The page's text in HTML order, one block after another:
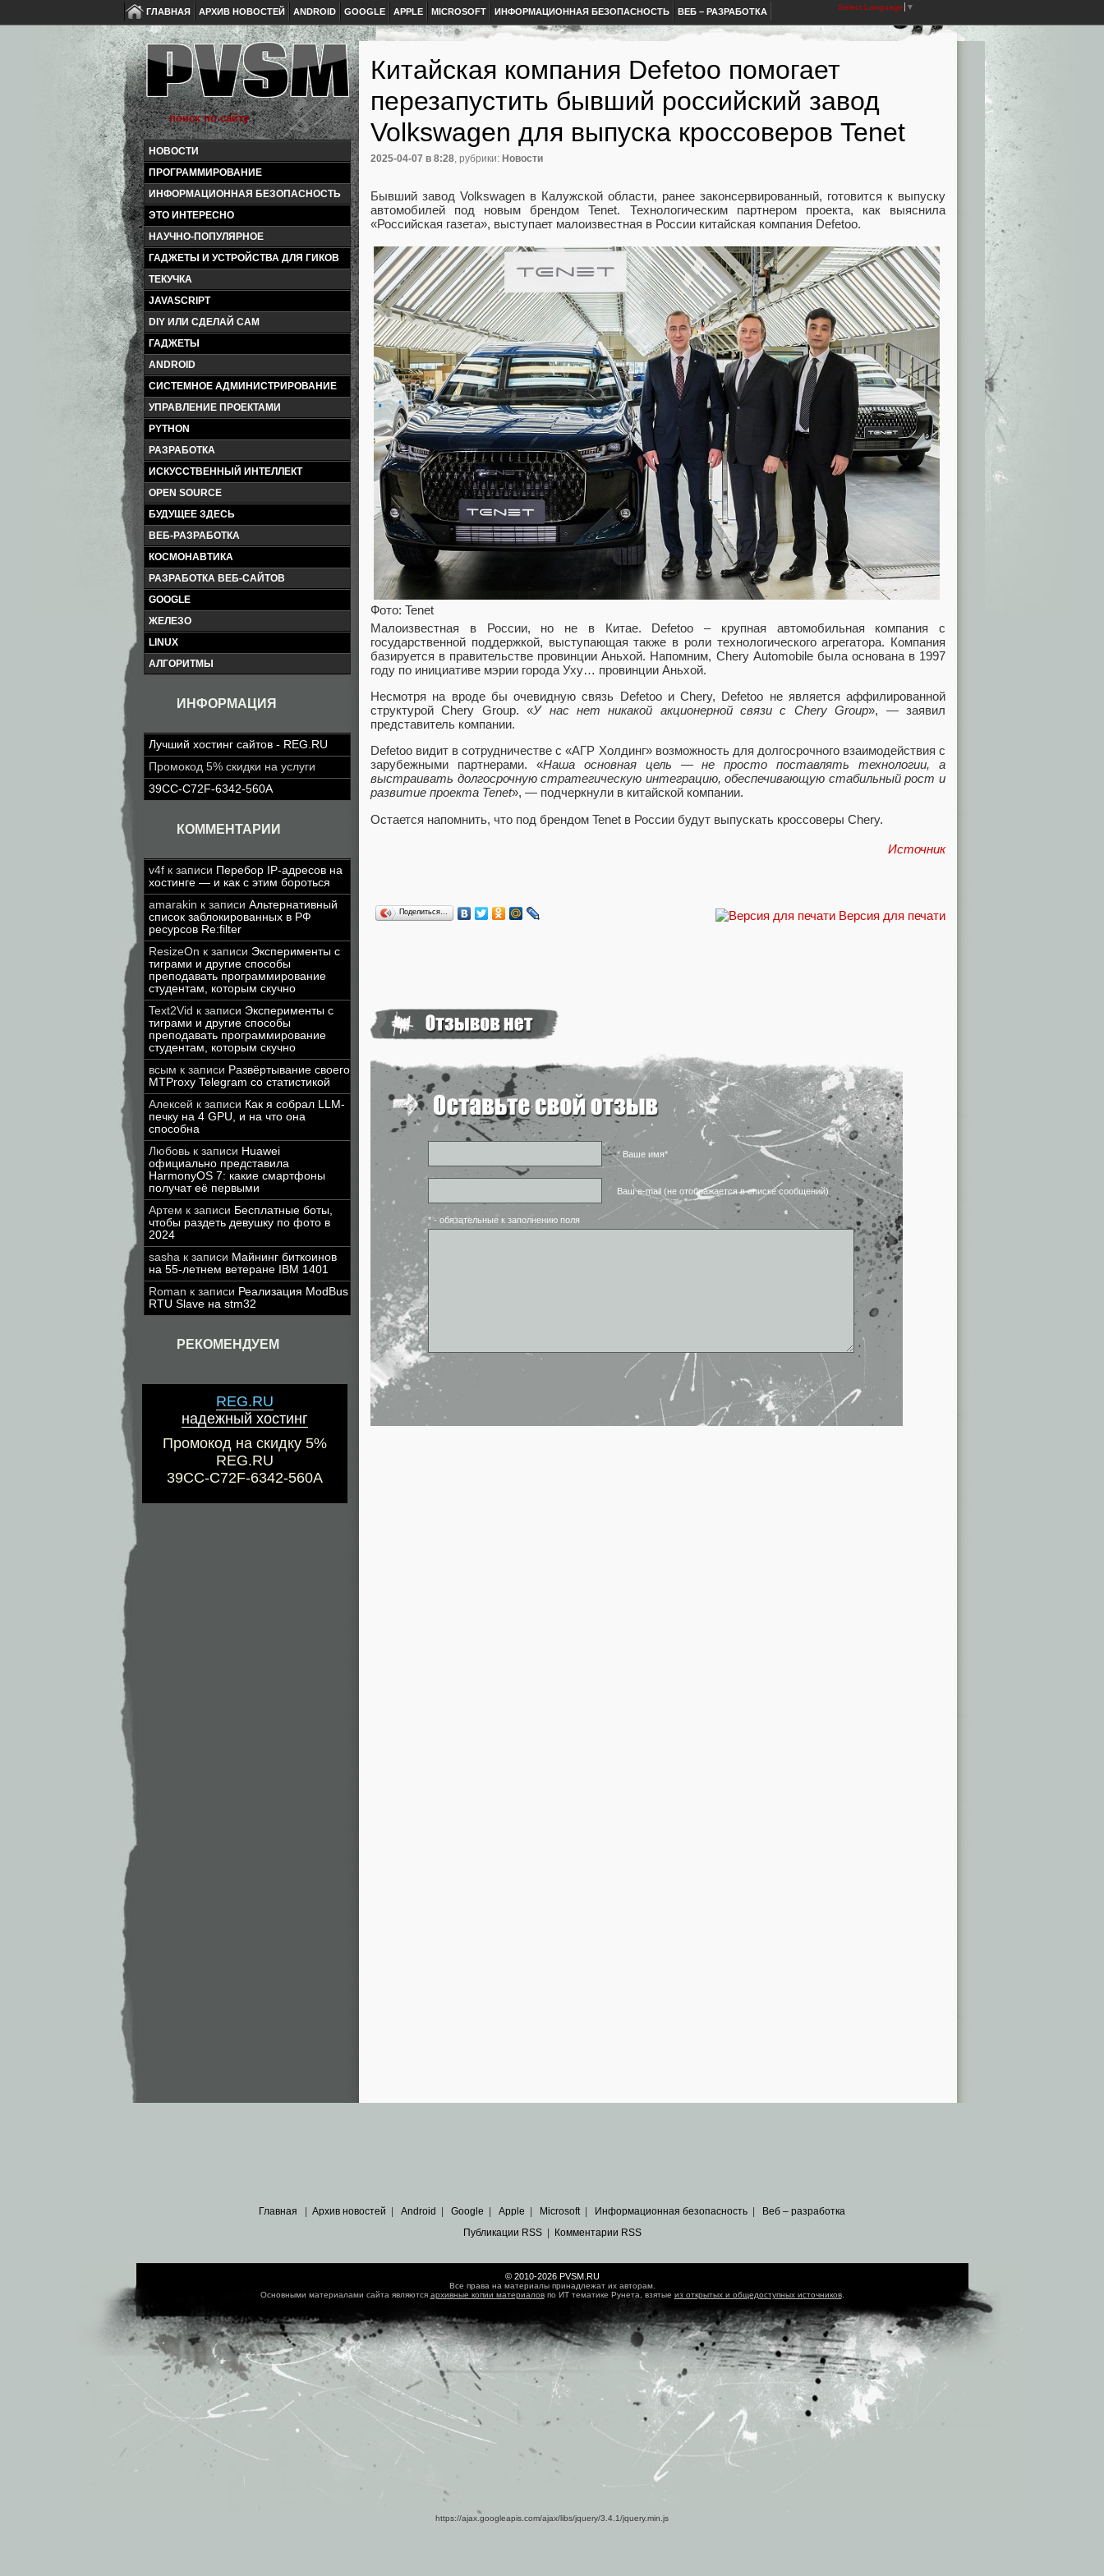
ГЛАВНАЯ АРХИВ НОВОСТЕЙ ANDROID GOOGLE APPLE MICROSOFT ИНФОРМАЦИОННАЯ БЕЗОПАСНОСТЬ ВЕБ – РАЗРАБОТКА Select Language ▼
НОВОСТИ
ПРОГРАММИРОВАНИЕ
ИНФОРМАЦИОННАЯ БЕЗОПАСНОСТЬ
ЭТО ИНТЕРЕСНО
НАУЧНО-ПОПУЛЯРНОЕ
ГАДЖЕТЫ И УСТРОЙСТВА ДЛЯ ГИКОВ
ТЕКУЧКА
JAVASCRIPT
DIY ИЛИ СДЕЛАЙ САМ
ГАДЖЕТЫ
ANDROID
СИСТЕМНОЕ АДМИНИСТРИРОВАНИЕ
УПРАВЛЕНИЕ ПРОЕКТАМИ
PYTHON
РАЗРАБОТКА
ИСКУССТВЕННЫЙ ИНТЕЛЛЕКТ
OPEN SOURCE
БУДУЩЕЕ ЗДЕСЬ
ВЕБ-РАЗРАБОТКА
КОСМОНАВТИКА
РАЗРАБОТКА ВЕБ-САЙТОВ
GOOGLE
ЖЕЛЕЗО
LINUX
АЛГОРИТМЫ
ИНФОРМАЦИЯ
Лучший хостинг сайтов - REG.RU
Промокод 5% скидки на услуги
39CC-C72F-6342-560A
КОММЕНТАРИИ
v4f к записи Перебор IP-адресов на
хостинге — и как с этим бороться
amarakin к записи Альтернативный
список заблокированных в РФ
ресурсов Re:filter
ResizeOn к записи Эксперименты с
тиграми и другие способы
преподавать программирование
студентам, которым скучно
Text2Vid к записи Эксперименты с
тиграми и другие способы
преподавать программирование
студентам, которым скучно
всым к записи Развёртывание своего
MTProxy Telegram со статистикой
Алексей к записи Как я собрал LLM-
печку на 4 GPU, и на что она
способна
Любовь к записи Huawei
официально представила
HarmonyOS 7: какие смартфоны
получат её первыми
Артем к записи Бесплатные боты,
чтобы раздеть девушку по фото в
2024
sasha к записи Майнинг биткоинов
на 55-летнем ветеране IBM 1401
Roman к записи Реализация ModBus
RTU Slave на stm32
РЕКОМЕНДУЕМ
REG.RU
надежный хостинг
Промокод на скидку 5%
REG.RU
39CC-C72F-6342-560A
Китайская компания Defetoo помогает
перезапустить бывший российский завод
Volkswagen для выпуска кроссоверов Tenet
2025-04-07 в 8:28, рубрики: Новости
Бывший завод Volkswagen в Калужской области, ранее законсервированный, готовится к выпуску
автомобилей под новым брендом Tenet. Технологическим партнером проекта, как выяснила
«Российская газета», выступает малоизвестная в России китайская компания Defetoo.
Фото: Tenet
Малоизвестная в России, но не в Китае. Defetoo – крупная автомобильная компания с
государственной поддержкой, выступающая также в роли технологического агрегатора. Компания
базируется в правительстве провинции Аньхой. Напомним, Chery Automobile была основана в 1997
году по инициативе мэрии города Уху… провинции Аньхой.
Несмотря на вроде бы очевидную связь Defetoo и Chery, Defetoo не является аффилированной
структурой Chery Group. «У нас нет никакой акционерной связи с Chery Group», — заявил
представитель компании.
Defetoo видит в сотрудничестве с «АГР Холдинг» возможность для долгосрочного взаимодействия с
зарубежными партнерами. «Наша основная цель — не просто поставлять технологии, а
выстраивать долгосрочную стратегическую интеграцию, обеспечивающую стабильный рост и
развитие проекта Tenet», — подчеркнули в китайской компании.
Остается напомнить, что под брендом Tenet в России будут выпускать кроссоверы Chery.
Источник
Версия для печати
Поделиться…
* Ваше имя*
Ваш e-mail (не отображается в списке сообщений)
* - обязательные к заполнению поля
Главная Архив новостей Android Google Apple Microsoft| Информационная безопасность
Веб – разработка
Публикации RSS| Комментарии RSS
© 2010-2026 PVSM.RU
Все права на материалы принадлежат их авторам.
Основными материалами сайта являются архивные копии материаловпо ИТ тематике Рунета, взятые из открытых и общедоступных источников.
https://ajax.googleapis.com/ajax/libs/jquery/3.4.1/jquery.min.js